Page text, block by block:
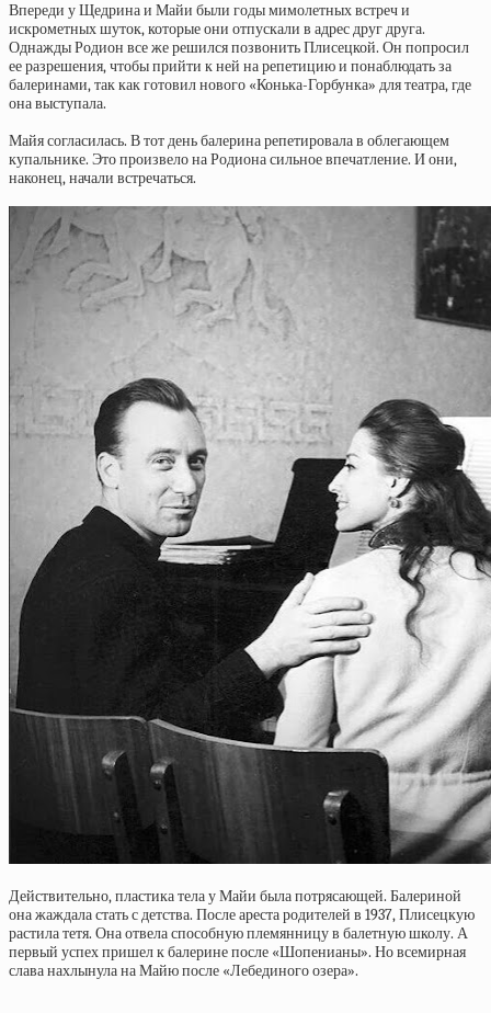
Впереди у Щедрина и Майи были годы мимолетных встреч и
искрометных шуток, которые они отпускали в адрес друг друга.
Однажды Родион все же решился позвонить Плисецкой. Он попросил
ее разрешения, чтобы прийти к ней на репетицию и понаблюдать за
балеринами, так как готовил нового «Конька-Горбунка» для театра, где
она выступала.
Майя согласилась. В тот день балерина репетировала в облегающем
купальнике. Это произвело на Родиона сильное впечатление. И они,
наконец, начали встречаться.
Действительно, пластика тела у Майи была потрясающей. Балериной
она жаждала стать с детства. После ареста родителей в 1937, Плисецкую
растила тетя. Она отвела способную племянницу в балетную школу. А
первый успех пришел к балерине после «Шопенианы». Но всемирная
слава нахлынула на Майю после «Лебединого озера».